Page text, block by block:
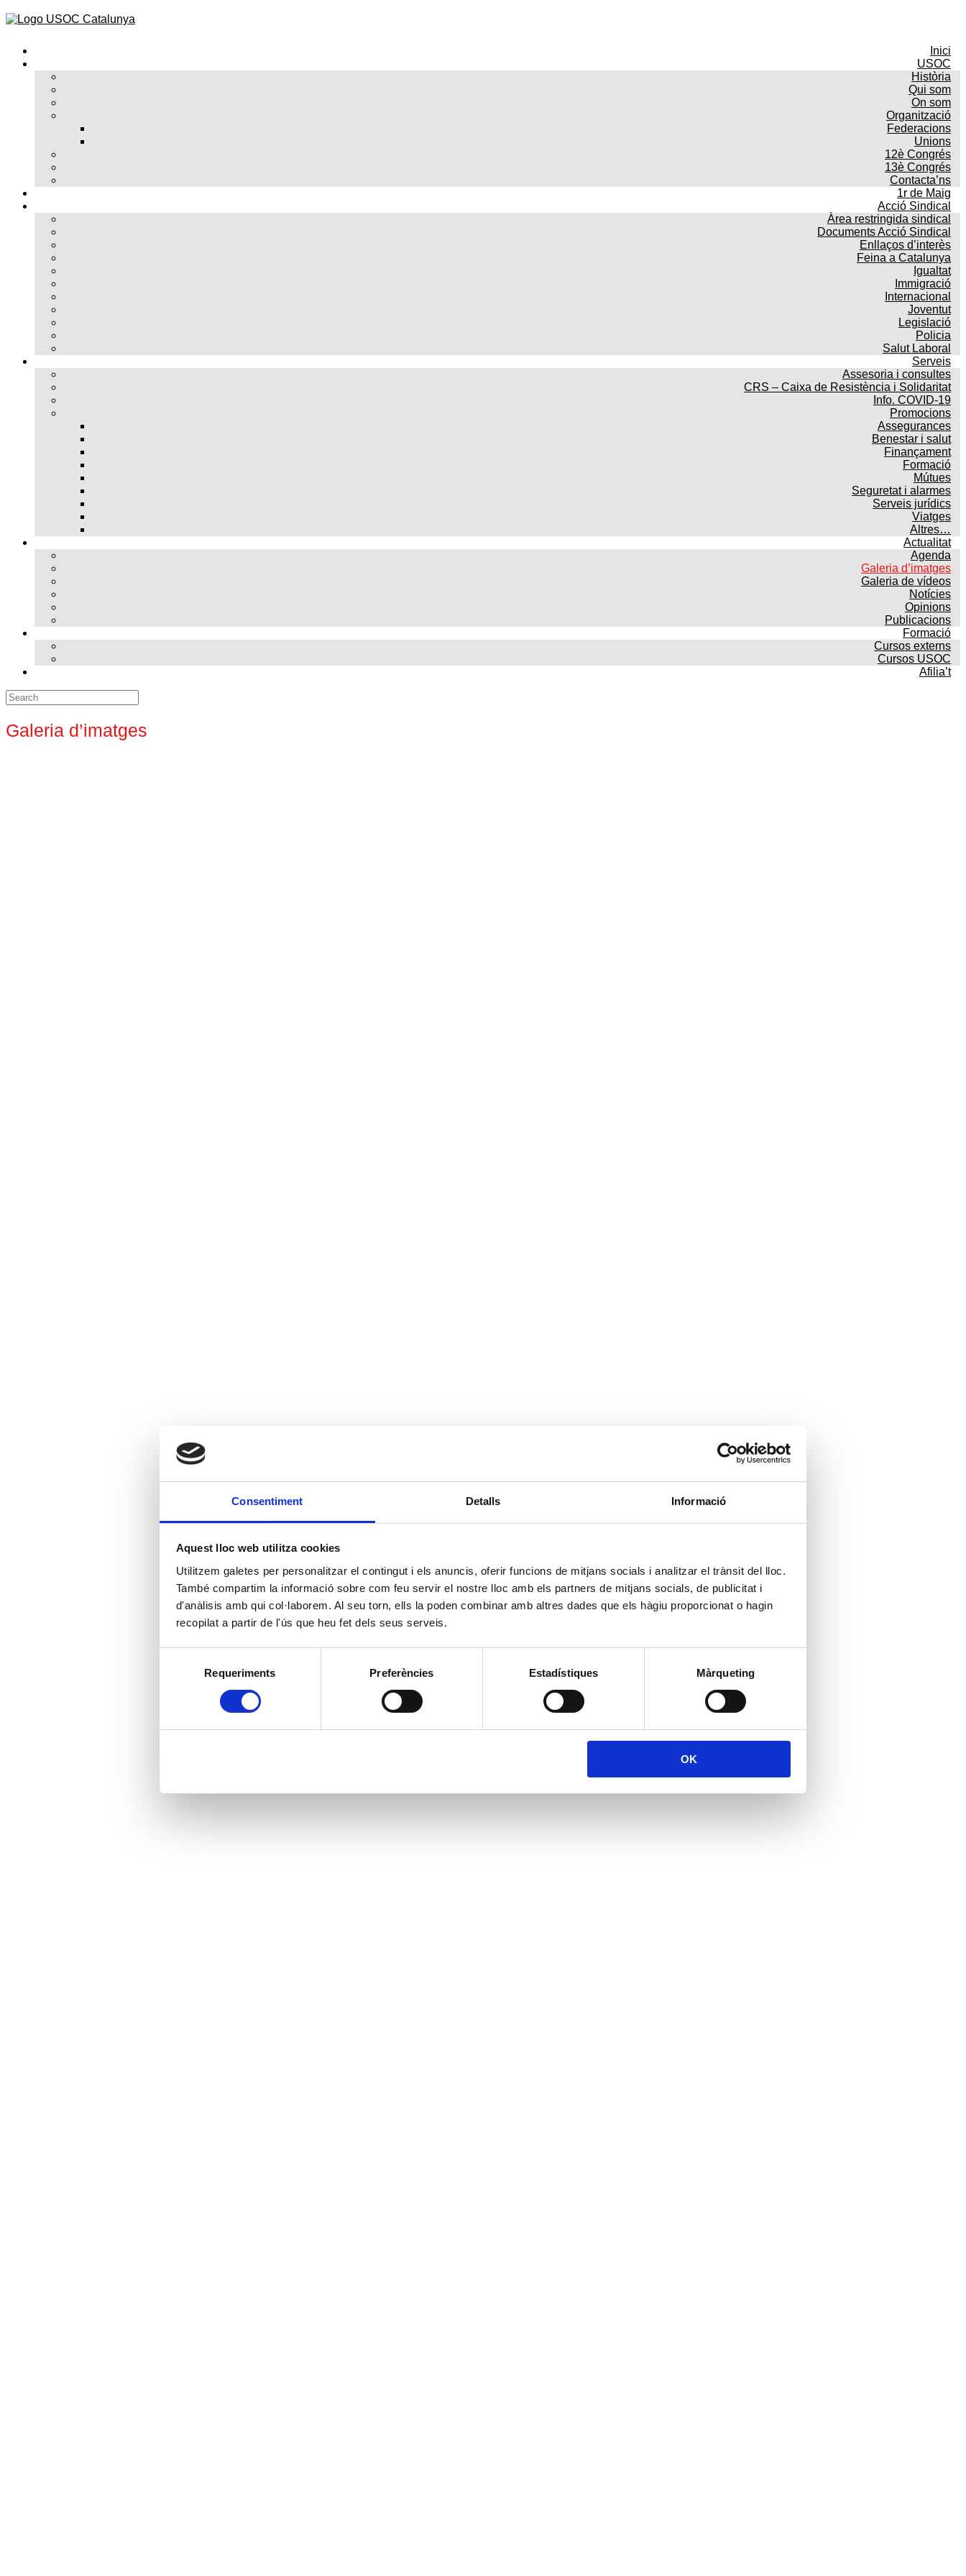
Consentiment Detalls Informació
Aquest lloc web utilitza cookies
Utilitzem galetes per personalitzar el contingut i els anuncis, oferir funcions de mitjans socials i analitzar el trànsit del lloc.
També compartim la informació sobre com feu servir el nostre lloc amb els partners de mitjans socials, de publicitat i
d'anàlisis amb qui col·laborem. Al seu torn, ells la poden combinar amb altres dades que els hàgiu proporcionat o hagin
recopilat a partir de l'ús que heu fet dels seus serveis.
consentiment
Requeriments Preferències Estadístiques Màrqueting
OK
Inici
USOC
Història
Qui som
On som
Organització
Federacions
Unions
12è Congrés
13è Congrés
Contacta’ns
1r de Maig
Acció Sindical
Àrea restringida sindical
Documents Acció Sindical
Enllaços d’interès
Feina a Catalunya
Igualtat
Immigració
Internacional
Joventut
Legislació
Policia
Salut Laboral
Serveis
Assesoria i consultes
CRS – Caixa de Resistència i Solidaritat
Info. COVID-19
Promocions
Assegurances
Benestar i salut
Finançament
Formació
Mútues
Seguretat i alarmes
Serveis jurídics
Viatges
Altres…
Actualitat
Agenda
Galeria d’imatges
Galeria de vídeos
Notícies
Opinions
Publicacions
Formació
Cursos externs
Cursos USOC
Afilia’t
Search
for:
Galeria d’imatges